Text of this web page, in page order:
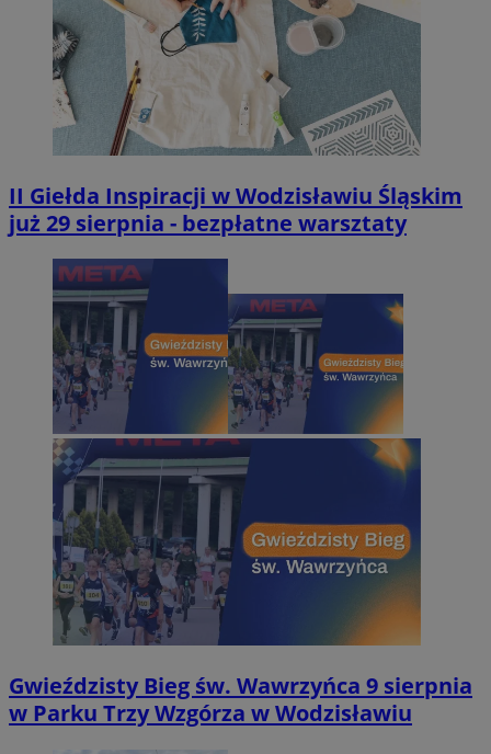
II Giełda Inspiracji w Wodzisławiu Śląskim
już 29 sierpnia - bezpłatne warsztaty
Gwieździsty Bieg św. Wawrzyńca 9 sierpnia
w Parku Trzy Wzgórza w Wodzisławiu